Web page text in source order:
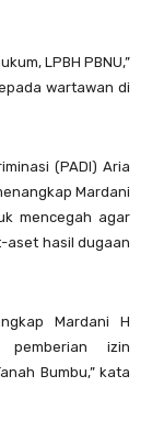
LPBH PBNU,”
wartawan di
(PADI) Aria
Mardani
mencegah agar
aset hasil dugaan
Mardani H
izin
Bumbu,” kata